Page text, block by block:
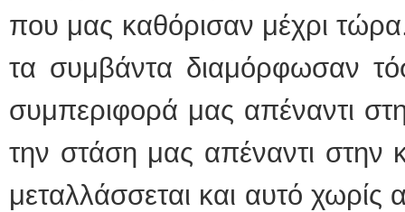
που μας καθόρισαν μέχρι
τα συμβάντα διαμόρφωσαν
συμπεριφορά μας απέναντι
την στάση μας απέναντι στην
μεταλλάσσεται και αυτό χωρίς